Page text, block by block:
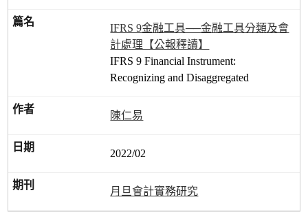
IFRS 9金融工具──金融工具分類及會
計處理【公報釋讀】
IFRS 9 Financial Instrument:
Recognizing and Disaggregated
陳仁易
2022/02
月旦會計實務研究